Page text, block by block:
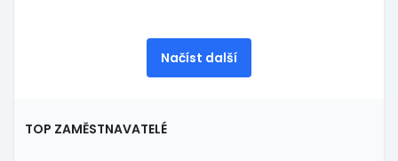
Načíst další
TOP ZAMĚSTNAVATELÉ